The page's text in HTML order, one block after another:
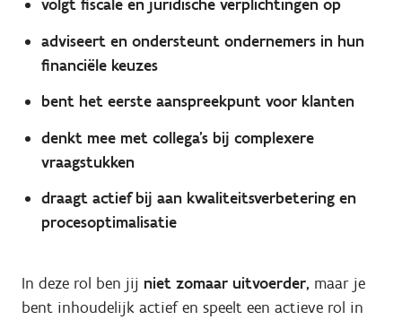
volgt fiscale en juridische verplichtingen op
adviseert en ondersteunt ondernemers in hun
financiële keuzes
bent het eerste aanspreekpunt voor klanten
denkt mee met collega’s bij complexere
vraagstukken
draagt actief bij aan kwaliteitsverbetering en
procesoptimalisatie
In deze rol ben jij niet zomaar uitvoerder, maar je
bent inhoudelijk actief en speelt een actieve rol in